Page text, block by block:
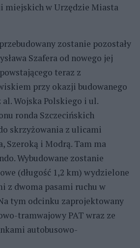
miejskich w Urzędzie Miasta
zostanie pozostały
Szafera od nowego jej
teraz z
przy okazji budowanego
Wojska Polskiego i ul.
ronda Szczecińskich
skrzyżowania z ulicami
Szeroką i Modrą. Tam ma
Wybudowane zostanie
(długość 1,2 km) wydzielone
z dwoma pasami ruchu w
tym odcinku zaprojektowany
tramwajowy PAT wraz ze
autobusowo-